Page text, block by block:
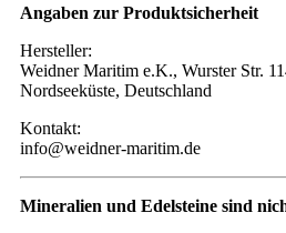
Angaben zur Produktsicherheit
Hersteller:
Weidner Maritim e.K., Wurster Str.
Nordseeküste, Deutschland
Kontakt:
info@weidner-maritim.de
Mineralien und Edelsteine sind